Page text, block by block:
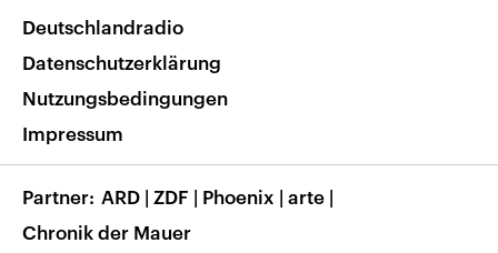
Nachrichten App
Frequenzen
Veranstaltungen
Musikliste
RSS
Barrierefreiheit
Deutschlandradio
Datenschutzerklärung
Nutzungsbedingungen
Impressum
Partner ARD | ZDF | Phoenix | arte |
Chronik der Mauer